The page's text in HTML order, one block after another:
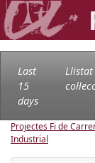
Last
15
days
Llistat
Projectes Fi de
Industrial